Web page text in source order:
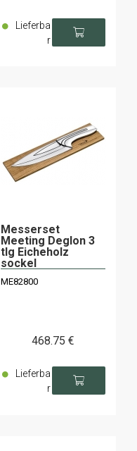
Lieferba
r
Messerset
Meeting Deglon 3
tlg Eicheholz
sockel
ME82800
468.75 €
Lieferba
r